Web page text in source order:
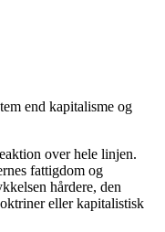
end kapitalisme og
over hele linjen.
fattigdom og
hårdere, den
eller kapitalistisk